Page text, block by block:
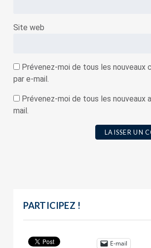
Site web
Prévenez-moi de tous les nouveaux
par e-mail.
Prévenez-moi de tous les nouveaux
mail.
PARTICIPEZ !
E-mail